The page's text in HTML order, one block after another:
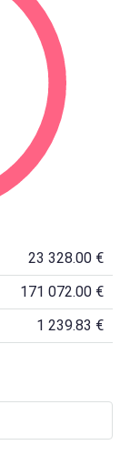
23 328.00 €
171 072.00 €
1 239.83 €